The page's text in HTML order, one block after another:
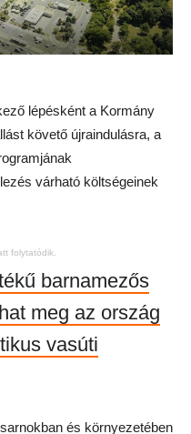
lépésként a Kormány
követő újraindulásra, a
várható költségeinek
folytatódik.
barnamezős
meg az ország
vasúti
és környezetében